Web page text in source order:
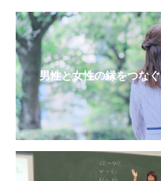
男性と女性の縁をつなぐ